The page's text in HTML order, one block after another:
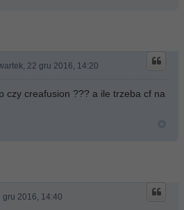
22 gru 2016, 14:20
czy creafusion ??? a ile trzeba cf na
gru 2016, 14:40